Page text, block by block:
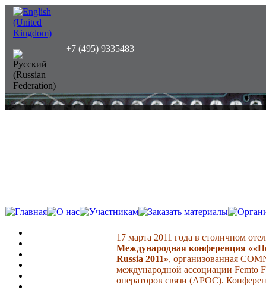
+7 (495) 9335483
17 марта 2011 года в столичном
Международная конференция
Russia 2011», организованная
международной ассоциации Femto
операторов связи (АРОС).